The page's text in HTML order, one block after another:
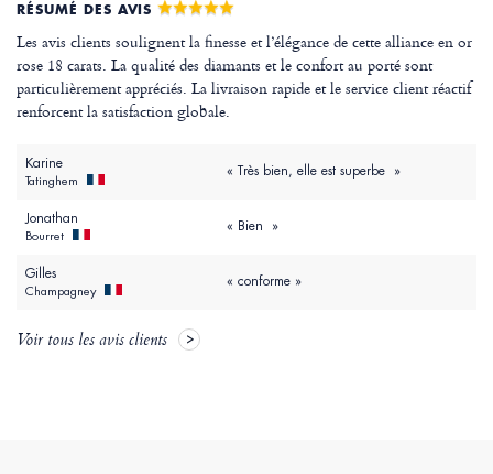
RÉSUMÉ DES AVIS
Les avis clients soulignent la finesse et l’élégance de cette alliance en or
rose 18 carats. La qualité des diamants et le confort au porté sont
particulièrement appréciés. La livraison rapide et le service client réactif
renforcent la satisfaction globale.
Karine
Tatinghem
« Très bien, elle est superbe »
Jonathan
Bourret
« Bien »
Gilles
Champagney
« conforme »
Voir tous les avis clients